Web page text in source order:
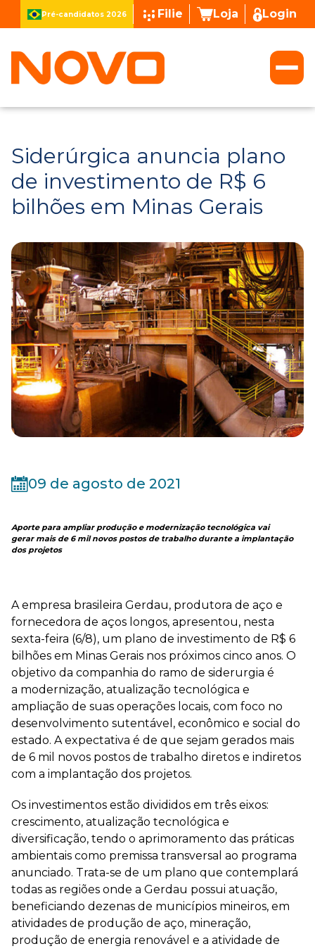
Pré-candidatos 2026 Filie Loja Login
Siderúrgica anuncia plano
de investimento de R$ 6
bilhões em Minas Gerais
09 de agosto de 2021
Aporte para ampliar produção e modernização tecnológica vai
gerar mais de 6 mil novos postos de trabalho durante a implantação
dos projetos
A empresa brasileira Gerdau, produtora de aço e
fornecedora de aços longos, apresentou, nesta
sexta-feira (6/8), um plano de investimento de R$ 6
bilhões em Minas Gerais nos próximos cinco anos. O
objetivo da companhia do ramo de siderurgia é
a modernização, atualização tecnológica e
ampliação de suas operações locais, com foco no
desenvolvimento sutentável, econômico e social do
estado. A expectativa é de que sejam gerados mais
de 6 mil novos postos de trabalho diretos e indiretos
com a implantação dos projetos.
Os investimentos estão divididos em três eixos:
crescimento, atualização tecnológica e
diversificação, tendo o aprimoramento das práticas
ambientais como premissa transversal ao programa
anunciado. Trata-se de um plano que contemplará
todas as regiões onde a Gerdau possui atuação,
beneficiando dezenas de municípios mineiros, em
atividades de produção de aço, mineração,
produção de energia renovável e a atividade de